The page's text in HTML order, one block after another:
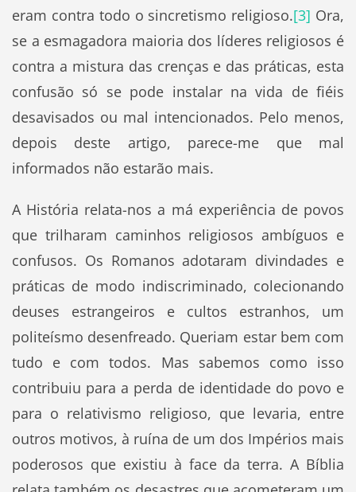
eram contra todo o sincretismo religioso.[3] Ora,
se a esmagadora maioria dos líderes religiosos é
contra a mistura das crenças e das práticas, esta
confusão só se pode instalar na vida de fiéis
desavisados ou mal intencionados. Pelo menos,
depois deste artigo, parece-me que mal
informados não estarão mais.
A História relata-nos a má experiência de povos
que trilharam caminhos religiosos ambíguos e
confusos. Os Romanos adotaram divindades e
práticas de modo indiscriminado, colecionando
deuses estrangeiros e cultos estranhos, um
politeísmo desenfreado. Queriam estar bem com
tudo e com todos. Mas sabemos como isso
contribuiu para a perda de identidade do povo e
para o relativismo religioso, que levaria, entre
outros motivos, à ruína de um dos Impérios mais
poderosos que existiu à face da terra. A Bíblia